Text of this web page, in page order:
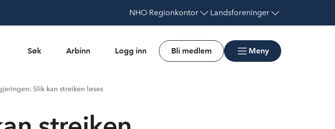
NHO Regionkontor Landsforeninger
Søk Arbinn Logg inn Bli medlem Meny
Slik kan streiken løses